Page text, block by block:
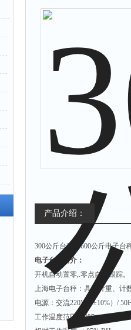
产品介绍：
300公斤台秤，600公斤电子台
电子台秤简介：
开机自动置零,.零点自动跟踪。
上海电子台秤：具有计重、计
电源：交流220V （±10%） /
工作温度范围： 0℃~ +40